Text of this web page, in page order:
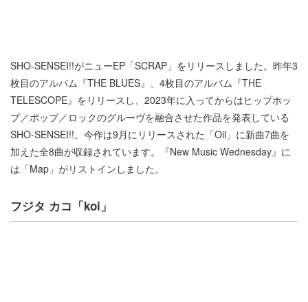
SHO-SENSEI!!がニューEP「SCRAP」をリリースしました。昨年3
枚目のアルバム『THE BLUES』、4枚目のアルバム『THE
TELESCOPE』をリリースし、2023年に入ってからはヒップホッ
プ／ポップ／ロックのグルーヴを融合させた作品を発表している
SHO-SENSEI!!。今作は9月にリリースされた「Oil」に新曲7曲を
加えた全8曲が収録されています。『New Music Wednesday』に
は「Map」がリストインしました。
フジタ カコ「koi」